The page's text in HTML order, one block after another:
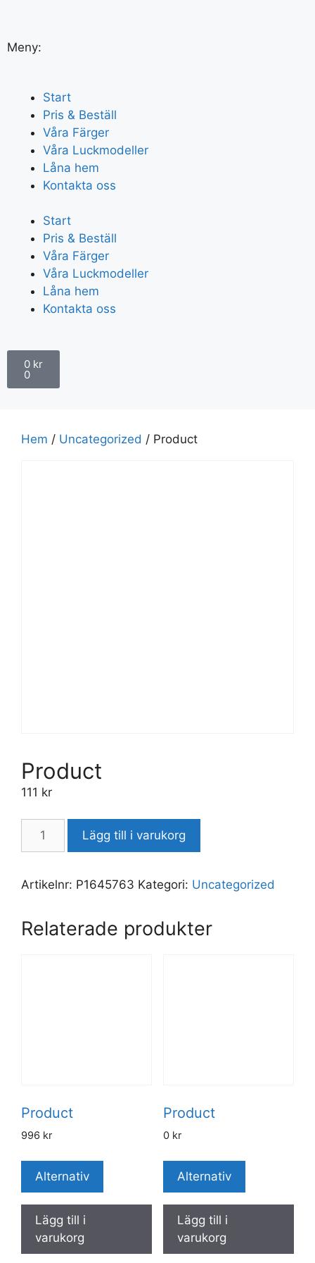
Meny:
Start
Pris & Beställ
Våra Färger
Våra Luckmodeller
Låna hem
Kontakta oss
Start
Pris & Beställ
Våra Färger
Våra Luckmodeller
Låna hem
Kontakta oss
0 kr
0
Hem / Uncategorized / Product
Product
111 kr
Lägg till i varukorg
Artikelnr: P1645763 Kategori: Uncategorized
Relaterade produkter
Product
996 kr
Alternativ
Lägg till i
varukorg
Product
0 kr
Alternativ
Lägg till i
varukorg